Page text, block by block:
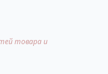
товара и